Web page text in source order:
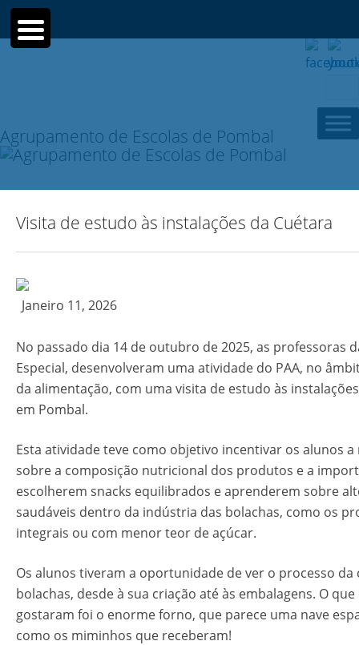
for:
Agrupamento de Escolas de Pombal
Visita de estudo às instalações da Cuétara
Janeiro 11, 2026
No passado dia 14 de outubro de 2025, as professoras
Especial, desenvolveram uma atividade do PAA, no
da alimentação, com uma visita de estudo às
em Pombal.
Esta atividade teve como objetivo incentivar os alunos
sobre a composição nutricional dos produtos e a
escolherem snacks equilibrados e aprenderem sobre
saudáveis dentro da indústria das bolachas, como os
integrais ou com menor teor de açúcar.
Os alunos tiveram a oportunidade de ver o processo da
bolachas, desde à sua criação até às embalagens. O que
gostaram foi o enorme forno, que parece uma nave
como os miminhos que receberam!